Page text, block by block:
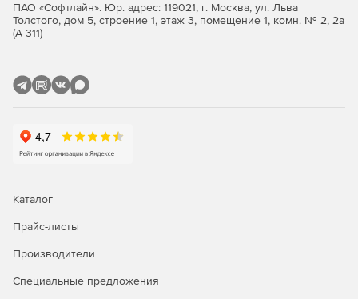
ПАО «Софтлайн». Юр. адрес: 119021, г. Москва, ул. Льва
Толстого, дом 5, строение 1, этаж 3, помещение 1, комн. № 2, 2а
(А-311)
Каталог
Прайс-листы
Производители
Специальные предложения